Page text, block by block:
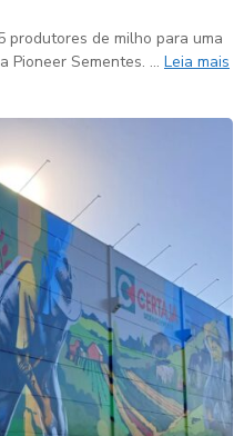
produtores de milho para uma
Pioneer Sementes. … Leia mais